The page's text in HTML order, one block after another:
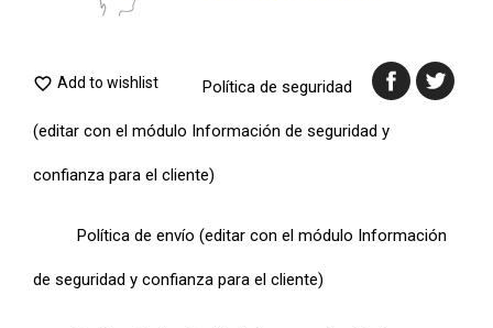
 Add to wishlist Política de seguridad
(editar con el módulo Información de seguridad y
confianza para el cliente)
Política de envío (editar con el módulo Información
de seguridad y confianza para el cliente)